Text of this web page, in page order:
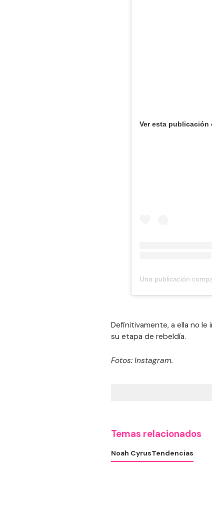
Ver esta publicación
Una publicación
Definitivamente, a ella no le
su etapa de rebeldía.
Fotos: Instagram.
Temas relacionados
Noah CyrusTendencias